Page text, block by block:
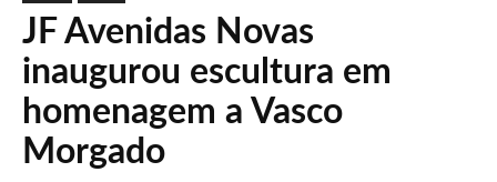
JF Avenidas Novas
inaugurou escultura em
homenagem a Vasco
Morgado